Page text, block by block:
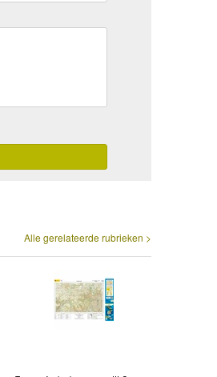
Alle gerelateerde rubrieken >